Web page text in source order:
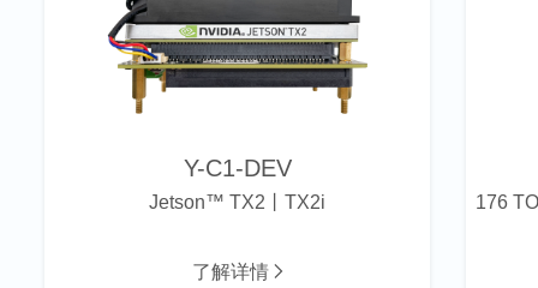
Y-C1-DEV
Jetson™ TX2丨TX2i
了解详情